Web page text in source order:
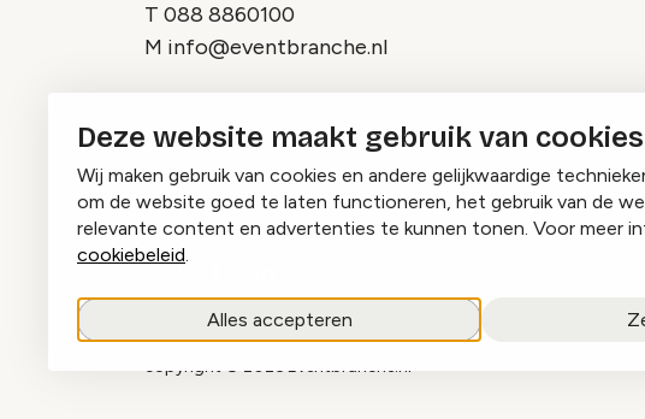
Deze website maakt gebruik van cookies
Wij maken gebruik van cookies en andere gelijkwaardige
om de website goed te laten functioneren, het gebruik van de
relevante content en advertenties te kunnen tonen. Voor meer
cookiebeleid.
Alles accepteren
T 088 8860100
M info@eventbranche.nl
copyright © 2026 Eventbranche.nl